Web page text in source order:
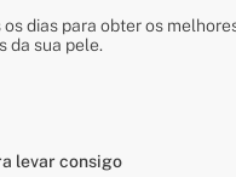
dias para obter os
da sua pele.
levar consigo